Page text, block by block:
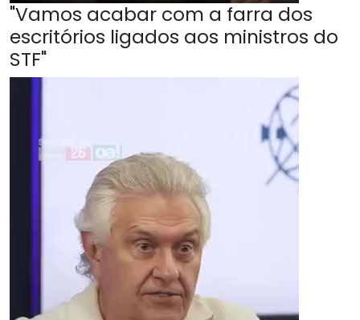
"Vamos acabar com a farra dos
escritórios ligados aos ministros do
STF"